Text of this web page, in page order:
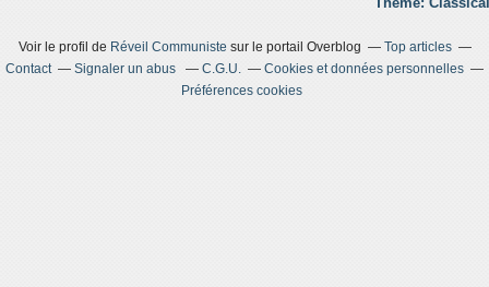
Voir le profil de Réveil Communiste sur le portail Overblog
Top articles
Contact
Signaler un abus C.G.U.
Cookies et données personnelles
Préférences cookies